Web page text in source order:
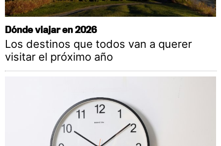
Dónde viajar en 2026
Los destinos que todos van a querer
visitar el próximo año